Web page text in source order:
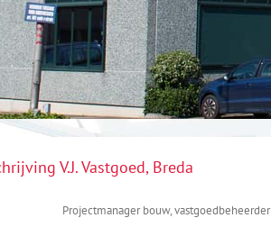
V.J. Vastgoed, Breda
Projectmanager bouw, vastgoedbeheerder